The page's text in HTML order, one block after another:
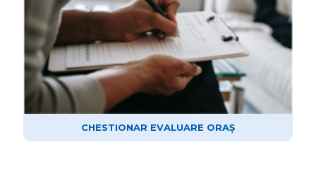
CHESTIONAR EVALUARE ORAȘ